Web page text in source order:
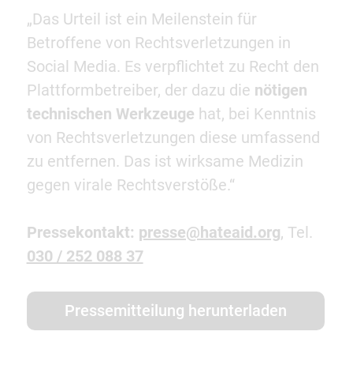
„Das Urteil ist ein Meilenstein für
Betroffene von Rechtsverletzungen in
Social Media. Es verpflichtet zu Recht den
Plattformbetreiber, der dazu die nötigen
technischen Werkzeuge hat, bei Kenntnis
von Rechtsverletzungen diese umfassend
zu entfernen. Das ist wirksame Medizin
gegen virale Rechtsverstöße.“
Pressekontakt: presse@hateaid.org, Tel.
030 / 252 088 37
Pressemitteilung herunterladen